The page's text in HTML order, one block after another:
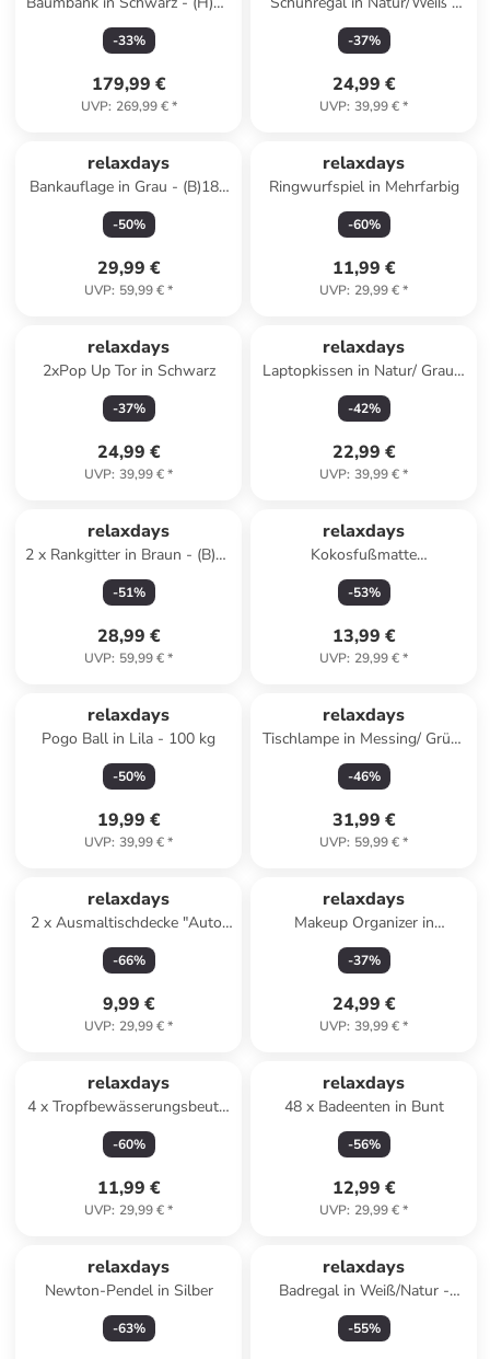
x Ø 160 cm
-33%
179,99 €
UVP: 269,99 €*
(B)70 x (H)54,5 x (T)24,5 cm
-37%
24,99 €
UVP: 39,99 €*
relaxdays
Bankauflage in Grau - (B)180
x (H)7 x (T)50 cm
-50%
29,99 €
UVP: 59,99 €*
relaxdays
Ringwurfspiel in Mehrfarbig
-60%
11,99 €
UVP: 29,99 €*
relaxdays
2xPop Up Tor in Schwarz
-37%
24,99 €
UVP: 39,99 €*
relaxdays
Laptopkissen in Natur/ Grau -
(B)46 x (H)5,5 x (T)35 cm
-42%
22,99 €
UVP: 39,99 €*
relaxdays
2 x Rankgitter in Braun - (B)35
x (H)116 cm
-51%
28,99 €
UVP: 59,99 €*
relaxdays
Kokosfußmatte
"Schuhparkplatz" in Natur - 75
x 25 cm
-53%
13,99 €
UVP: 29,99 €*
relaxdays
Pogo Ball in Lila - 100 kg
-50%
19,99 €
UVP: 39,99 €*
relaxdays
Tischlampe in Messing/ Grün-
(H)33,5 x Ø 18 cm
-46%
31,99 €
UVP: 59,99 €*
relaxdays
2 x Ausmaltischdecke "Auto"
in Weiß – 3 m
-66%
9,99 €
UVP: 29,99 €*
relaxdays
Makeup Organizer in
Transparent
-37%
24,99 €
UVP: 39,99 €*
relaxdays
4 x Tropfbewässerungsbeutel
in Transparent - 3,5 Liter
-60%
11,99 €
UVP: 29,99 €*
relaxdays
48 x Badeenten in Bunt
-56%
12,99 €
UVP: 29,99 €*
relaxdays
Newton-Pendel in Silber
-63%
relaxdays
Badregal in Weiß/Natur -
(B)30 x (H)76 x (T)18,5 cm
-55%